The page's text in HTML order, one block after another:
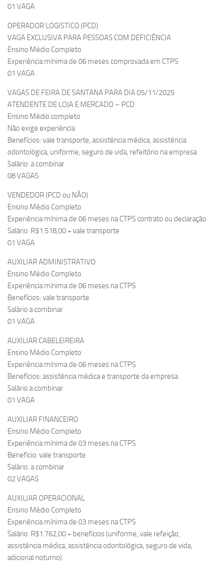
01 VAGA
OPERADOR LOGISTICO (PCD)
VAGA EXCLUSIVA PARA PESSOAS COM DEFICIÊNCIA
Ensino Médio Completo
Experiência mínima de 06 meses comprovada em CTPS
01 VAGA
VAGAS DE FEIRA DE SANTANA PARA DIA 05/11/2025
ATENDENTE DE LOJA E MERCADO – PCD
Ensino Médio completo
Não exige experiência
Benefícios: vale transporte, assistência médica, assistência
odontológica, uniforme, seguro de vida, refeitório na empresa
Salário: a combinar
08 VAGAS
VENDEDOR (PCD ou NÃO)
Ensino Médio Completo
Experiência mínima de 06 meses na CTPS contrato ou declaração
Salário: R$1.518,00 + vale transporte
01 VAGA
AUXILIAR ADMINISTRATIVO
Ensino Médio Completo
Experiência mínima de 06 meses na CTPS
Benefícios: vale transporte
Salário a combinar
01 VAGA
AUXILIAR CABELEIREIRA
Ensino Médio Completo
Experiência mínima de 06 meses na CTPS
Benefícios: assistência médica e transporte da empresa
Salário a combinar
01 VAGA
AUXILIAR FINANCEIRO
Ensino Médio Completo
Experiência mínima de 03 meses na CTPS
Benefício: vale transporte
Salário: a combinar
02 VAGAS
AUXILIAR OPERACIONAL
Ensino Médio Completo
Experiência mínima de 03 meses na CTPS
Salário: R$1.762,00 + benefícios (uniforme, vale refeição,
assistência médica, assistência odontológica, seguro de vida,
adicional noturno)